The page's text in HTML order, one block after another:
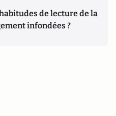
de lecture de la
infondées ?